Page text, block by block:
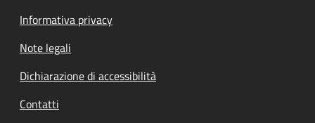
Informativa privacy
Note legali
Dichiarazione di accessibilità
Contatti